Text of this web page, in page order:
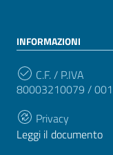
INFORMAZIONI
C.F. / P.IVA
80003210079 /
Privacy
Leggi il documento